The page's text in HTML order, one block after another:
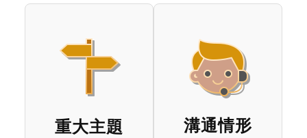
重大主題 溝通情形